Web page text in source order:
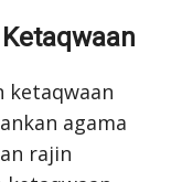
ketaqwaan
agama
rajin